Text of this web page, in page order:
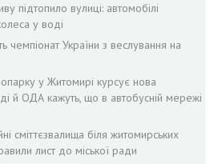
підтопило вулиці: автомобілі
у воді
чемпіонат України з веслування на
у Житомирі курсує нова
й ОДА кажуть, що в автобусній мережі
сміттєзвалища біля житомирських
лист до міської ради